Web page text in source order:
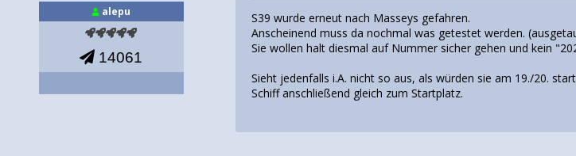
alepu
14061
S39 wurde erneut nach Masseys gefahren.
Anscheinend muss da nochmal was getestet werden.
Sie wollen halt diesmal auf Nummer sicher gehen und kein
Sieht jedenfalls i.A. nicht so aus, als würden sie am 19./20.
Schiff anschließend gleich zum Startplatz.